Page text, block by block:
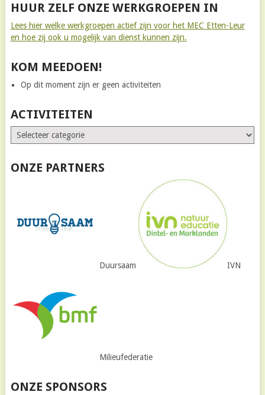
HUUR ZELF ONZE WERKGROEPEN IN
Lees hier welke werkgroepen actief zijn voor het MEC Etten-Leur
en hoe zij ook u mogelijk van dienst kunnen zijn.
KOM MEEDOEN!
Op dit moment zijn er geen activiteiten
ACTIVITEITEN
ONZE PARTNERS
Duursaam IVN
Milieufederatie
ONZE SPONSORS